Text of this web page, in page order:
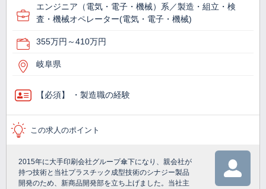
エンジニア（電気・電子・機械）系／製造・組立・検
査・機械オペレーター(電気・電子・機械)
355万円～410万円
岐阜県
【必須】 ・製造職の経験
この求人のポイント
2015年に大手印刷会社グループ傘下になり、親会社が
持つ技術と当社プラスチック成型技術のシナジー製品
開発のため、新商品開発部を立ち上げました。当社主